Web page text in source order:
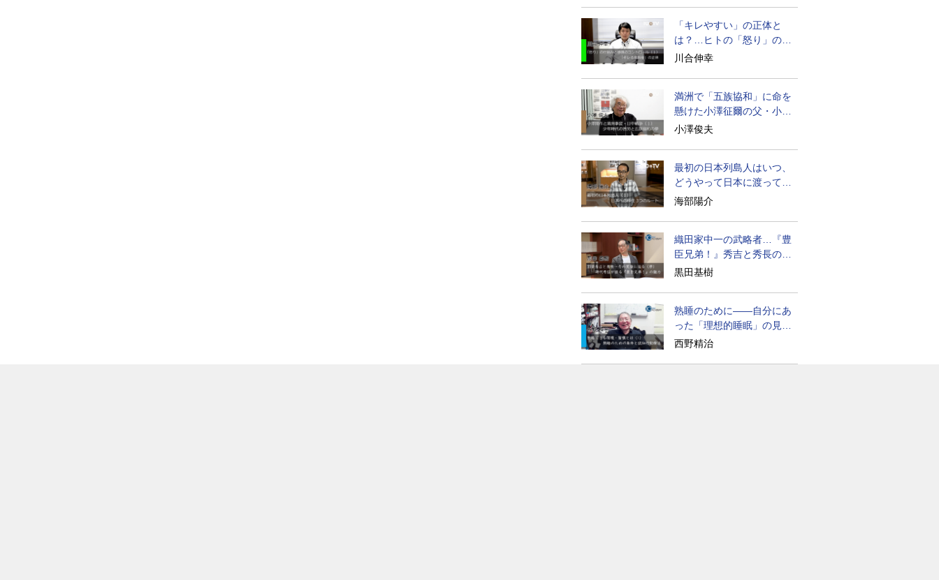
「キレやすい」の正体と
は？…ヒトの「怒り」の本
質に迫る
川合伸幸
満洲で「五族協和」に命を
懸けた小澤征爾の父・小澤
開作
小澤俊夫
最初の日本列島人はいつ、
どうやって日本に渡ってき
たのか
海部陽介
織田家中一の武略者…『豊
臣兄弟！』秀吉と秀長の知
られざる実像
黒田基樹
熟睡のために――自分にあ
った「理想的睡眠」の見つ
け方
西野精治